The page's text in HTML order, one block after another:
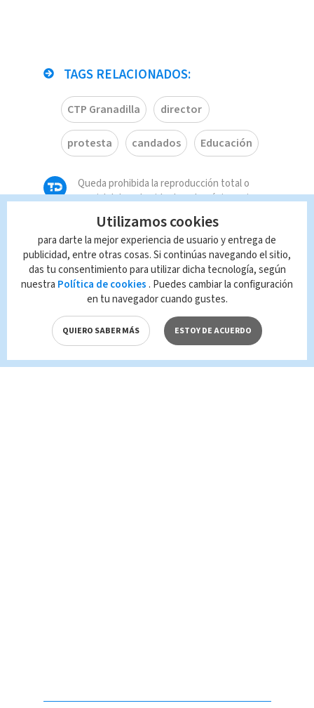
TAGS RELACIONADOS:
CTP Granadilla director
protesta candados Educación
Queda prohibida la reproducción total o
parcial del contenido de esta página, mismo
que es propiedad de TELEDIARIO; su
reproducción no autorizada constituye una
infracción y un delito de conformidad con las
leyes aplicables.
Utilizamos cookies
para darte la mejor experiencia de usuario y entrega de
publicidad, entre otras cosas. Si continúas navegando el sitio,
das tu consentimiento para utilizar dicha tecnología, según
nuestra Política de cookies . Puedes cambiar la configuración
en tu navegador cuando gustes.
QUIERO SABER MÁS ESTOY DE ACUERDO